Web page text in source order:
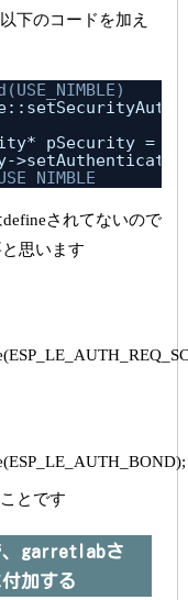
下のコードを加え
pSecurity =
されてないので
思います
とです
、garretlabさ
加する